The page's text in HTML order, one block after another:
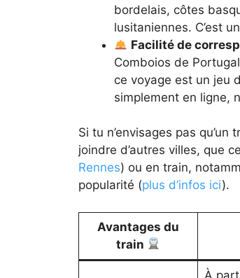
bordelais, côtes
lusitaniennes. C’est
Facilité de
Comboios de
ce voyage est un jeu
simplement en ligne,
Si tu n’envisages pas
joindre d’autres villes, que
Rennes) ou en train,
popularité (plus d’infos ici).
Avantages du
train
À